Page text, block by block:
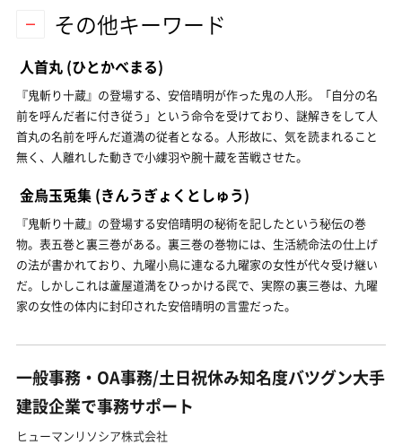
その他キーワード
人首丸 (ひとかべまる)
『鬼斬り十蔵』の登場する、安倍晴明が作った鬼の人形。「自分の名
前を呼んだ者に付き従う」という命令を受けており、謎解きをして人
首丸の名前を呼んだ道満の従者となる。人形故に、気を読まれること
無く、人離れした動きで小縷羽や腕十蔵を苦戦させた。
金烏玉兎集 (きんうぎょくとしゅう)
『鬼斬り十蔵』の登場する安倍晴明の秘術を記したという秘伝の巻
物。表五巻と裏三巻がある。裏三巻の巻物には、生活続命法の仕上げ
の法が書かれており、九曜小鳥に連なる九曜家の女性が代々受け継い
だ。しかしこれは蘆屋道満をひっかける罠で、実際の裏三巻は、九曜
家の女性の体内に封印された安倍晴明の言霊だった。
一般事務・OA事務/土日祝休み知名度バツグン大手
建設企業で事務サポート
ヒューマンリソシア株式会社